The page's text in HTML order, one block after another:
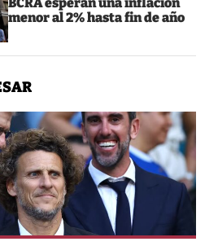
menor al 2% hasta fin de año